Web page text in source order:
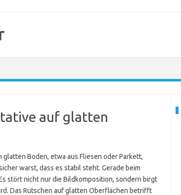
auf glatten
glatten Boden, etwa aus Fliesen oder Parkett,
warst, dass es stabil steht. Gerade beim
stört nicht nur die Bildkomposition, sondern birgt
Das Rutschen auf glatten Oberflächen betrifft